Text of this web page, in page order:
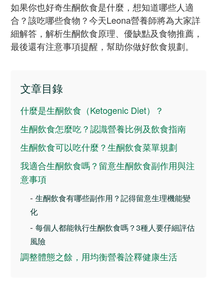
如果你也好奇生酮飲食是什麼，想知道哪些人適
合？該吃哪些食物？今天Leona營養師將為大家詳
細解答，解析生酮飲食原理、優缺點及食物推薦，
最後還有注意事項提醒，幫助你做好飲食規劃。
文章目錄
什麼是生酮飲食（Ketogenic Diet）？
生酮飲食怎麼吃？認識營養比例及飲食指南
生酮飲食可以吃什麼？生酮飲食菜單規劃
我適合生酮飲食嗎？留意生酮飲食副作用與注
意事項
- 生酮飲食有哪些副作用？記得留意生理機能變
化
- 每個人都能執行生酮飲食嗎？3種人要仔細評估
風險
調整體態之餘，用均衡營養詮釋健康生活